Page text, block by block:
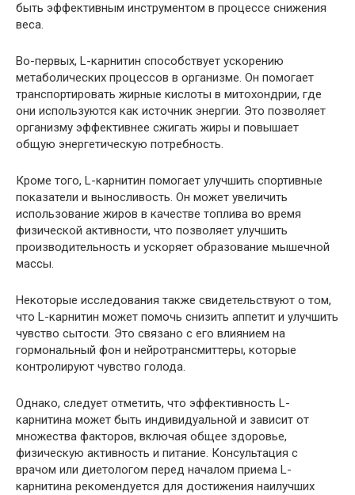
быть эффективным инструментом в процессе снижения
веса.
Во-первых, L-карнитин способствует ускорению
метаболических процессов в организме. Он помогает
транспортировать жирные кислоты в митохондрии, где
они используются как источник энергии. Это позволяет
организму эффективнее сжигать жиры и повышает
общую энергетическую потребность.
Кроме того, L-карнитин помогает улучшить спортивные
показатели и выносливость. Он может увеличить
использование жиров в качестве топлива во время
физической активности, что позволяет улучшить
производительность и ускоряет образование мышечной
массы.
Некоторые исследования также свидетельствуют о том,
что L-карнитин может помочь снизить аппетит и улучшить
чувство сытости. Это связано с его влиянием на
гормональный фон и нейротрансмиттеры, которые
контролируют чувство голода.
Однако, следует отметить, что эффективность L-
карнитина может быть индивидуальной и зависит от
множества факторов, включая общее здоровье,
физическую активность и питание. Консультация с
врачом или диетологом перед началом приема L-
карнитина рекомендуется для достижения наилучших